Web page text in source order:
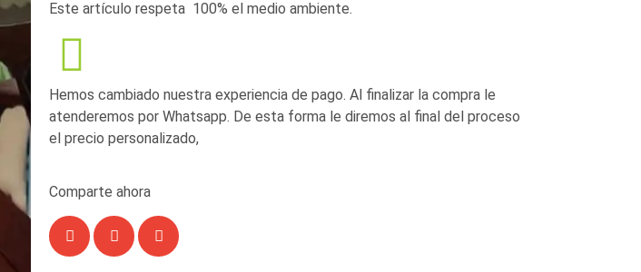
Este artículo respeta 100% el medio ambiente.
Hemos cambiado nuestra experiencia de pago. Al finalizar la compra le
atenderemos por Whatsapp. De esta forma le diremos al final del proceso
el precio personalizado,
Comparte ahora